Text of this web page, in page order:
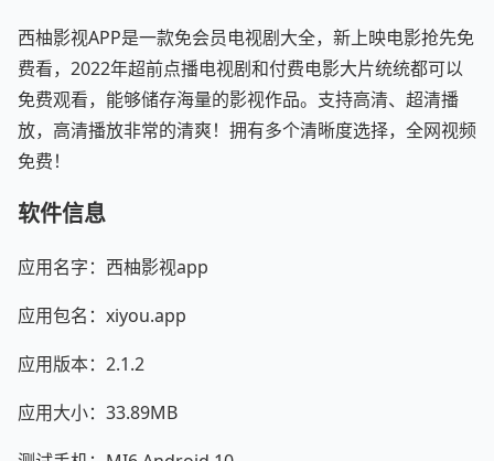
西柚影视APP是一款免会员电视剧大全，新上映电影抢先免
费看，2022年超前点播电视剧和付费电影大片统统都可以
免费观看，能够储存海量的影视作品。支持高清、超清播
放，高清播放非常的清爽！拥有多个清晰度选择，全网视频
免费！
软件信息
应用名字：西柚影视app
应用包名：xiyou.app
应用版本：2.1.2
应用大小：33.89MB